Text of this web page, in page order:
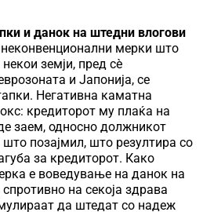
и данок на штедни влогови
мерки што
земји, пред сѐ
и Јапонија, се
Негативна каматна
кредиторот му плаќа на
заем, односно должникот
позајмил, што резултира со
за кредиторот. Како
е воведување на данок на
на секоја здрава
да штедат со надеж